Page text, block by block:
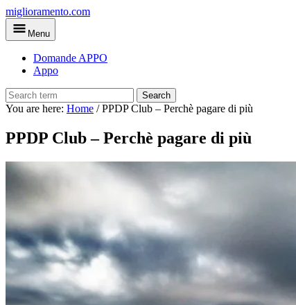
Skip
to
main
miglioramento.com
Menu
Domande APPO
Appo
Search
You are here: Home /PPDP Club – Perchè pagare di più
PPDP Club – Perchè pagare di più